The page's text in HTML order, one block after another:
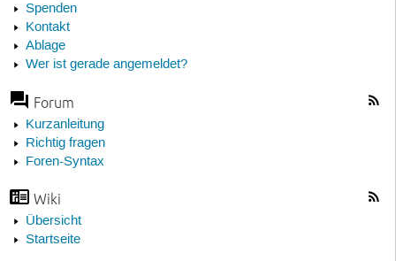
Spenden
Kontakt
Ablage
Wer ist gerade angemeldet?
Forum
Kurzanleitung
Richtig fragen
Foren-Syntax
Wiki
Übersicht
Startseite